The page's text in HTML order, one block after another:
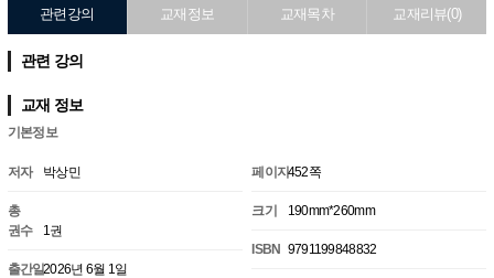
관련강의 교재정보 교재목차 교재리뷰(0)
관련 강의
교재 정보
기본정보
저자 박상민
총
권수
1권
출간일2026년 6월 1일
페이지452쪽
크기 190mm*260mm
ISBN 9791199848832